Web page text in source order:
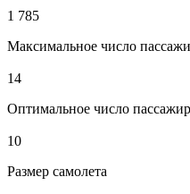
1 785
Максимальное число
14
Оптимальное число
10
Размер самолета